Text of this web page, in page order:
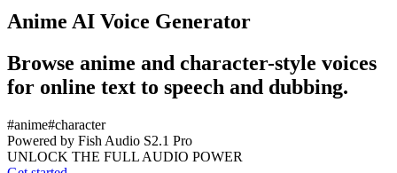
Anime AI Voice Generator
Browse anime and character-style voices
for online text to speech and dubbing.
#anime#character
Powered by Fish Audio S2.1 Pro
UNLOCK THE FULL AUDIO POWER